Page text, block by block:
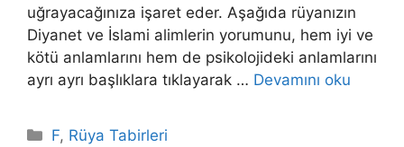
uğrayacağı­nıza işaret eder. Aşağıda rüyanızın
Diyanet ve İslami alimlerin yorumunu, hem iyi ve
kötü anlamlarını hem de psikolojideki anlamlarını
ayrı ayrı başlıklara tıklayarak … Devamını oku
Kategoriler
F, Rüya Tabirleri